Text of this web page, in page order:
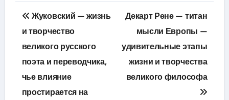
Навигация
по
записям
Жуковский — жизнь
и творчество
великого русского
поэта и переводчика,
чье влияние
простирается на
Декарт Рене — титан
мысли Европы —
удивительные этапы
жизни и творчества
великого философа